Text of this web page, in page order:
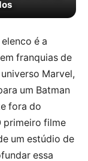
é a
franquias de
Marvel,
um Batman
fora do
primeiro filme
um estúdio de
essa